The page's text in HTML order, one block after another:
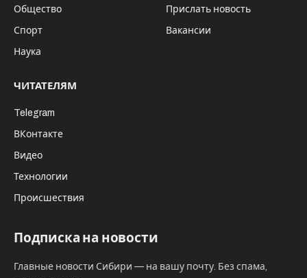
Выставочный матч «Хоккей для всех» 10
декабря открыл Фестиваль хоккея в
специальной военной операции игроки
сборной «Россия 25» и тренерский штаб
провели мастер-классы на льду и сыграли
товарищескую игру на «Сибирь-Арене».
важного события – на лед вышли ребята,
занимающиеся следж-хоккеем и ветераны
специальной военной операции, а также